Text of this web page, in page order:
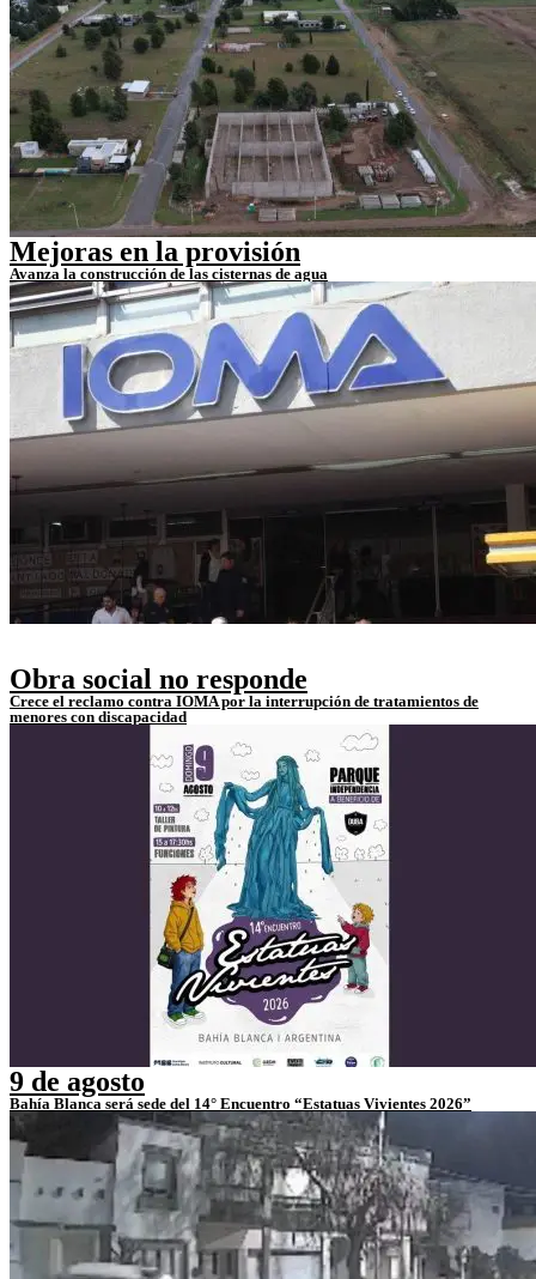
Mejoras en la provisión
Avanza la construcción de las cisternas de agua
Obra social no responde
Crece el reclamo contra IOMA por la interrupción de tratamientos de
menores con discapacidad
9 de agosto
Bahía Blanca será sede del 14° Encuentro “Estatuas Vivientes 2026”